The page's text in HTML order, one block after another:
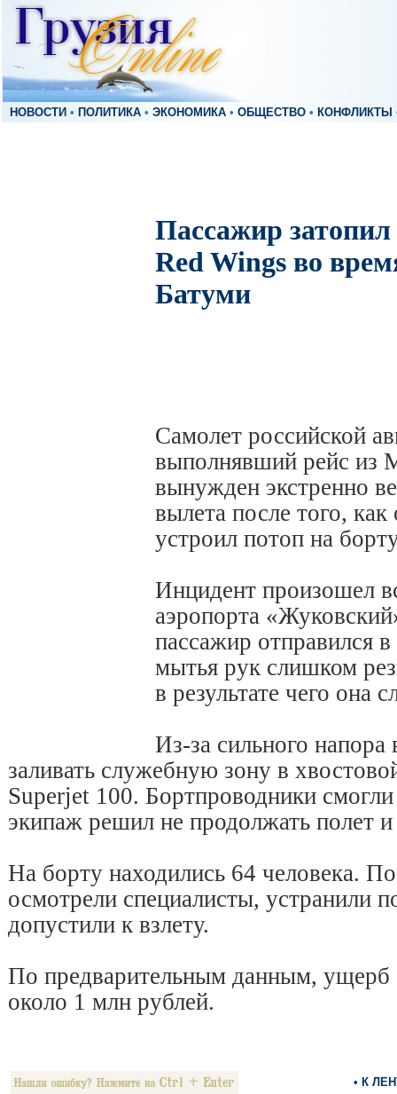
НОВОСТИ • ПОЛИТИКА • ЭКОНОМИКА • ОБЩЕСТВО • КОНФЛИКТЫ
Пассажир
Red Wings во
Батуми
Самолет российской
выполнявший рейс из
вынужден экстренно
вылета после того,
устроил потоп на
Инцидент произошел
аэропорта
пассажир отправился
мытья рук слишком
в результате чего она
Из-за сильного напора
заливать служебную зону в
Superjet 100. Бортпроводники
экипаж решил не продолжать полет
На борту находились 64 человека.
осмотрели специалисты, устранили
допустили к взлету.
По предварительным данным, ущерб
около 1 млн рублей.
• К